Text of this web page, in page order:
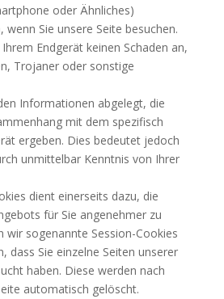
oder Ähnliches)
wenn Sie unsere Seite besuchen.
Endgerät keinen Schaden an,
Trojaner oder sonstige
Informationen abgelegt, die
mit dem spezifisch
ergeben. Dies bedeutet jedoch
unmittelbar Kenntnis von Ihrer
dient einerseits dazu, die
für Sie angenehmer zu
wir sogenannte Session-Cookies
dass Sie einzelne Seiten unserer
haben. Diese werden nach
automatisch gelöscht.